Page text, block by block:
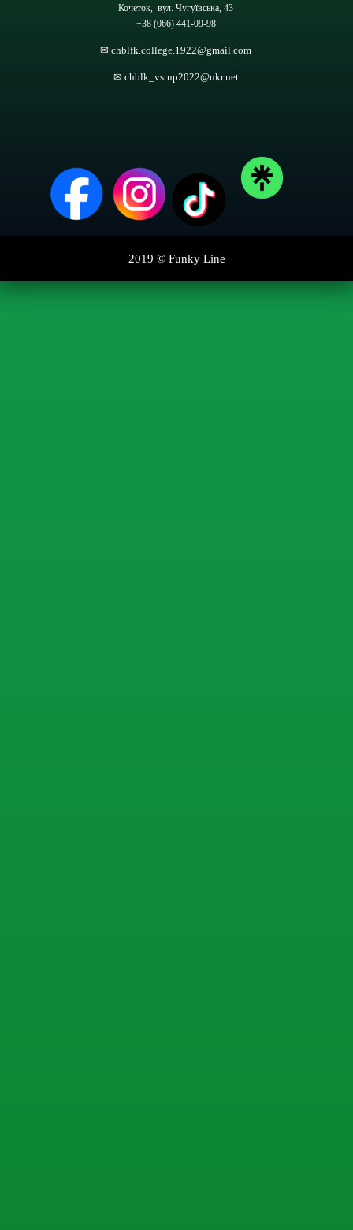
Кочеток, вул. Чугуївська, 43
+38 (066) 441-09-98
✉ chblfk.college.1922@gmail.com
✉ chblk_vstup2022@ukr.net
2019 © Funky Line